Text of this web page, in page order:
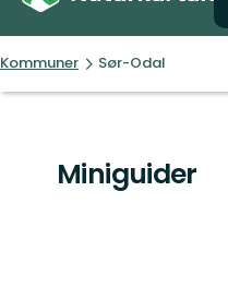
Kommuner Sør-Odal
Miniguider